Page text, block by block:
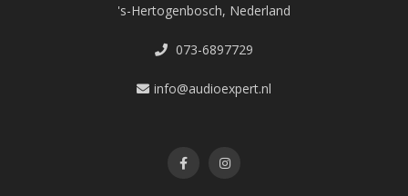
kun je eenvoudiger verschillende zones onafhankelijk
heb je meer controle over individuele zones zonder
Dit maakt actieve plafond inbouw luidsprekers bijzonder
's-Hertogenbosch, Nederland
073-6897729
info@audioexpert.nl